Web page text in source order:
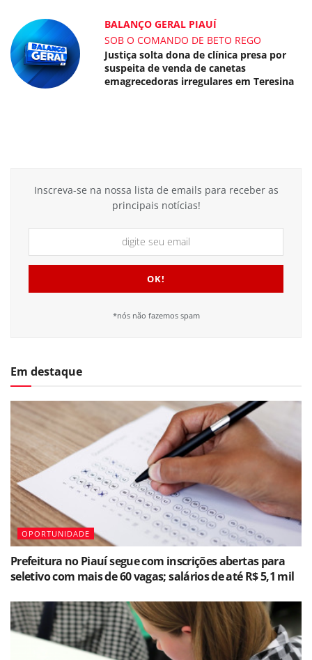
BALANÇO GERAL PIAUÍ
SOB O COMANDO DE BETO REGO
Justiça solta dona de clínica presa por
suspeita de venda de canetas
emagrecedoras irregulares em Teresina
Inscreva-se na nossa lista de emails para receber as
principais notícias!
*nós não fazemos spam
Em destaque
OPORTUNIDADE
Prefeitura no Piauí segue com inscrições abertas para
seletivo com mais de 60 vagas; salários de até R$ 5,1 mil